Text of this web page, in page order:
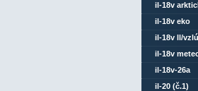
il-18v
il-18v eko
il-18v ll/vzlú
il-18v
il-18v-26a
il-20 (č.1)